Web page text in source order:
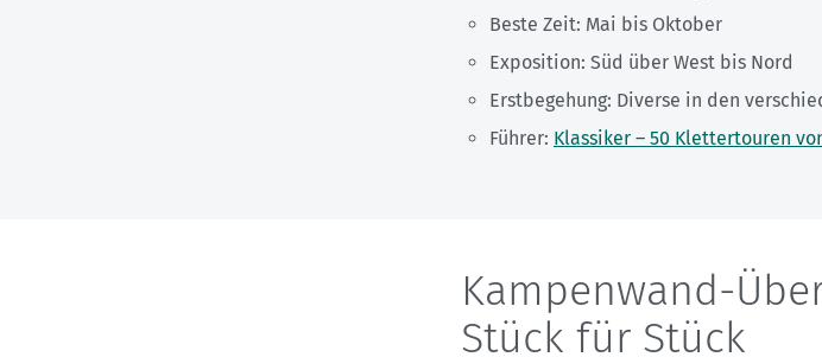
Beste Zeit: Mai bis Oktober
Exposition: Süd über West bis Nord
Erstbegehung: Diverse in den
Führer: Klassiker – 50 Klettertouren
Kampenwand-
Stück für Stück